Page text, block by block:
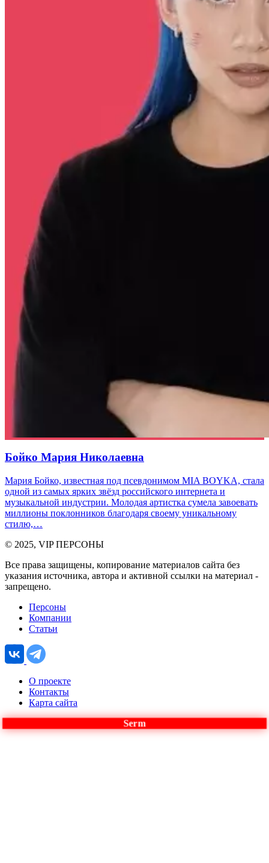
Бойко Мария Николаевна
Мария Бойко, известная под псевдонимом MIA BOYKA, стала
одной из самых ярких звёзд российского интернета и
музыкальной индустрии. Молодая артистка сумела завоевать
миллионы поклонников благодаря своему уникальному
стилю,…
© 2025, VIP ПЕРСОНЫ
Все права защищены, копирование материалов сайта без
указания источника, автора и активной ссылки на материал -
запрещено.
Персоны
Компании
Статьи
О проекте
Контакты
Карта сайта
Serm